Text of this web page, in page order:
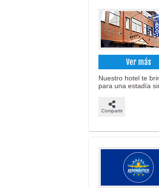
Ver más
Nuestro hotel te
para una estadía
Compartir